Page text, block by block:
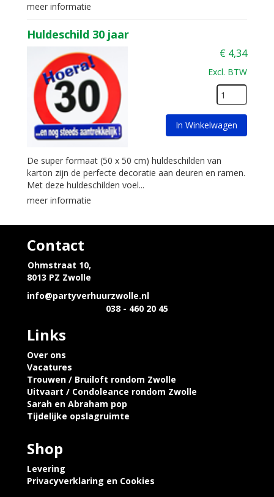
meer informatie
Huldeschild 30 jaar
€ 4,34
Excl. BTW
In Winkelwagen
De super formaat (50 x 50 cm) huldeschilden van
karton zijn de perfecte decoratie aan deuren en ramen.
Met deze huldeschilden voel...
meer informatie
Contact
Ohmstraat 10,
8013 PZ Zwolle
info@partyverhuurzwolle.nl
038 - 460 20 45
Links
Over ons
Vacatures
Trouwen / Bruiloft rondom Zwolle
Uitvaart / Condoleance rondom Zwolle
Sarah en Abraham pop
Tijdelijke opslagruimte
Shop
Levering
Privacyverklaring en Cookies